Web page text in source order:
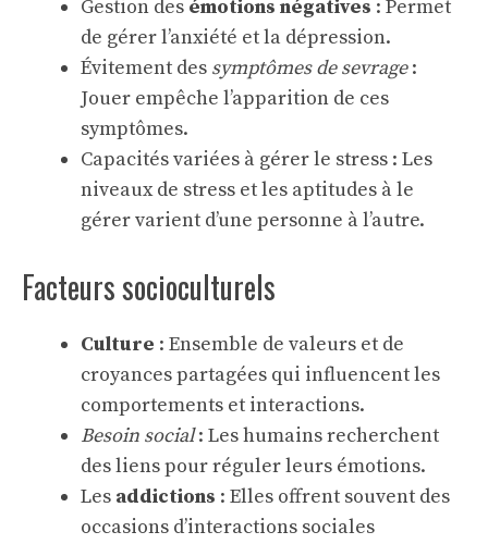
Gestion des émotions négatives : Permet
de gérer l’anxiété et la dépression.
Évitement des symptômes de sevrage:
Jouer empêche l’apparition de ces
symptômes.
Capacités variées à gérer le stress : Les
niveaux de stress et les aptitudes à le
gérer varient d’une personne à l’autre.
Facteurs socioculturels
Culture : Ensemble de valeurs et de
croyances partagées qui influencent les
comportements et interactions.
Besoin social: Les humains recherchent
des liens pour réguler leurs émotions.
Les addictions : Elles offrent souvent des
occasions d’interactions sociales